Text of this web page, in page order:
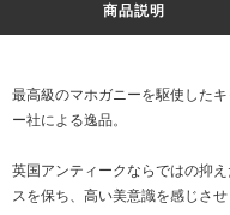
商品説明
最高級のマホガニーを駆使した
ー社による逸品。
英国アンティークならではの抑
スを保ち、高い美意識を感じさせ